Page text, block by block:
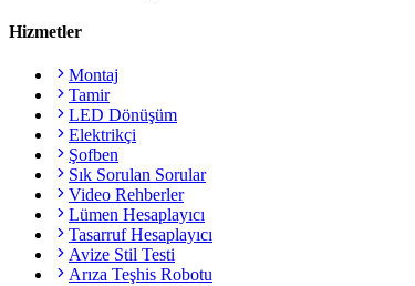
Hizmetler
Montaj
Tamir
LED Dönüşüm
Elektrikçi
Şofben
Sık Sorulan Sorular
Video Rehberler
Lümen Hesaplayıcı
Tasarruf Hesaplayıcı
Avize Stil Testi
Arıza Teşhis Robotu